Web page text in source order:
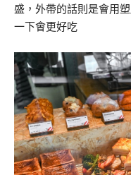
盛，外帶的話則是會用
一下會更好吃